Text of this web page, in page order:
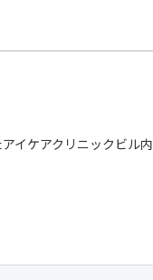
イケアクリニックビル内